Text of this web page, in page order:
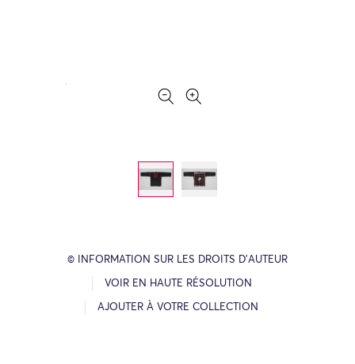
© INFORMATION SUR LES DROITS D’AUTEUR
VOIR EN HAUTE RÉSOLUTION
AJOUTER À VOTRE COLLECTION